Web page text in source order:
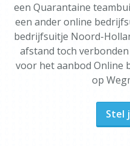
een Quarantaine
een ander online
bedrijfsuitje Noord-
afstand toch
voor het aanbod Online
op
Stel